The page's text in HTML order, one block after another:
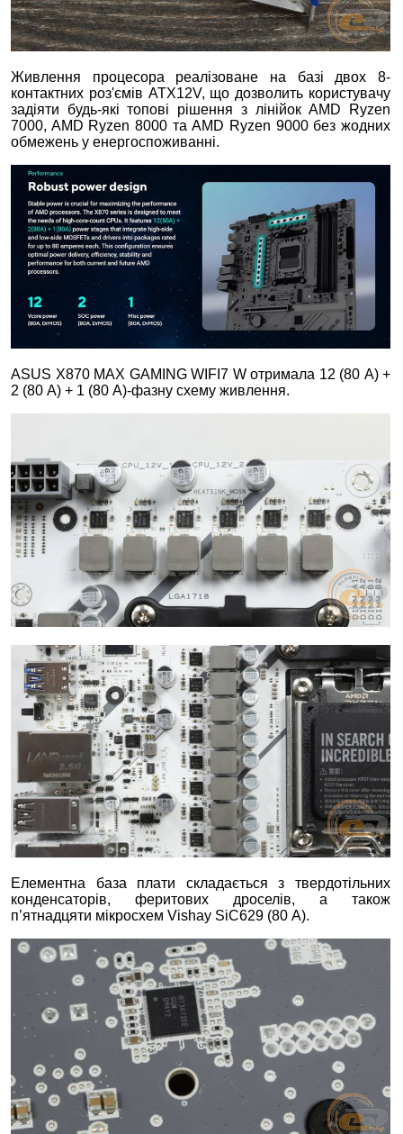
Живлення процесора реалізоване на базі двох 8-
контактних роз'ємів ATX12V, що дозволить користувачу
задіяти будь-які топові рішення з лінійок AMD Ryzen
7000, AMD Ryzen 8000 та AMD Ryzen 9000 без жодних
обмежень у енергоспоживанні.
ASUS X870 MAX GAMING WIFI7 W отримала 12 (80 А) +
2 (80 А) + 1 (80 А)-фазну схему живлення.
Елементна база плати складається з твердотільних
конденсаторів, феритових дроселів, а також
п’ятнадцяти мікросхем Vishay SiC629 (80 А).